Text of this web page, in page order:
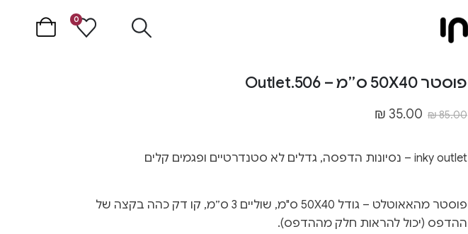
0
פוסטר 50X40 ס״מ – Outlet.506
₪85.00
₪ 35.00
inky outlet – נסיונות הדפסה, גדלים לא סטנדרטיים ופגמים קלים
פוסטר מהאאוטלט – גודל 50X40 ס"מ, שוליים 3 ס״מ, קו דק כהה בקצה של
ההדפס (יכול להראות חלק מההדפס).